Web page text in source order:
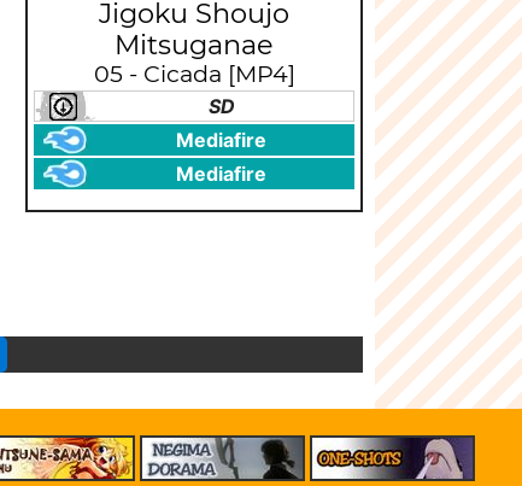
Jigoku Shoujo
Mitsuganae
05 - Cicada [MP4]
SD
Mediafire
Mediafire